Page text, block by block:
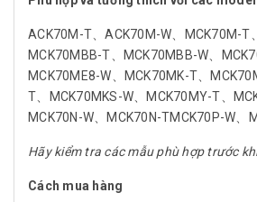
ACK70M-T、ACK70M-W、MCK70M-T
MCK70MBB-T、MCK70MBB-W、
MCK70ME8-W、MCK70MK-T、
T、MCK70MKS-W、MCK70MY-T、
MCK70N-W、MCK70N-TMCK70P-W、
Hãy kiểm tra các mẫu phù hợp trước
Cách mua hàng